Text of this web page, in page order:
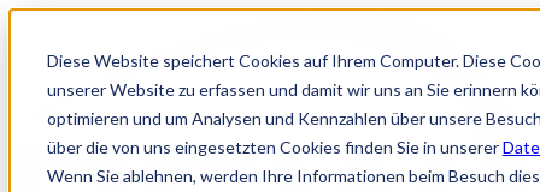
Diese Website speichert Cookies auf Ihrem Computer. Diese
unserer Website zu erfassen und damit wir uns an Sie erinnern
optimieren und um Analysen und Kennzahlen über unsere
über die von uns eingesetzten Cookies finden Sie in unserer
Wenn Sie ablehnen, werden Ihre Informationen beim Besuch